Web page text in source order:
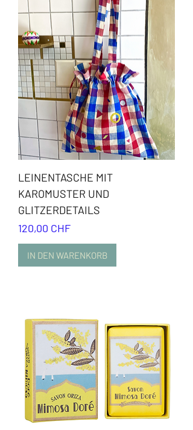
LEINENTASCHE MIT
KAROMUSTER UND
GLITZERDETAILS
Preis
120,00 CHF
IN DEN WARENKORB